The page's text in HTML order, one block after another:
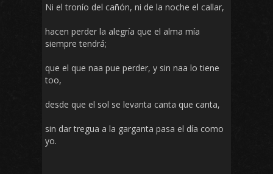
Ni el tronío del cañón, ni de la noche el callar,
hacen perder la alegría que el alma mía
siempre tendrá;
que el que naa pue perder, y sin naa lo tiene
too,
desde que el sol se levanta canta que canta,
sin dar tregua a la garganta pasa el día como
yo.